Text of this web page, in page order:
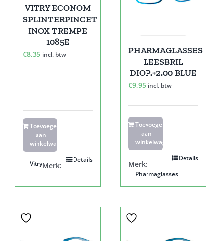
VITRY ECONOM
SPLINTERPINCET
INOX TREMPE
1085E
€8,35 incl. btw
Toevoegen
aan
winkelwagen
Details
Merk:
Vitry
PHARMAGLASSES
LEESBRIL
DIOP.+2.00 BLUE
€9,95 incl. btw
Toevoegen
aan
winkelwagen
Details
Merk:
Pharmaglasses